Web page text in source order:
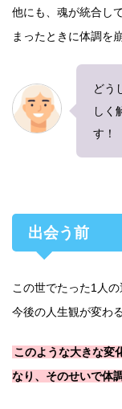
他にも、魂が統合し
まったときに体調を
どう
しく
す！
出会う前
この世でたった1人
今後の人生観が変わ
このような大きな変
なり、そのせいで体